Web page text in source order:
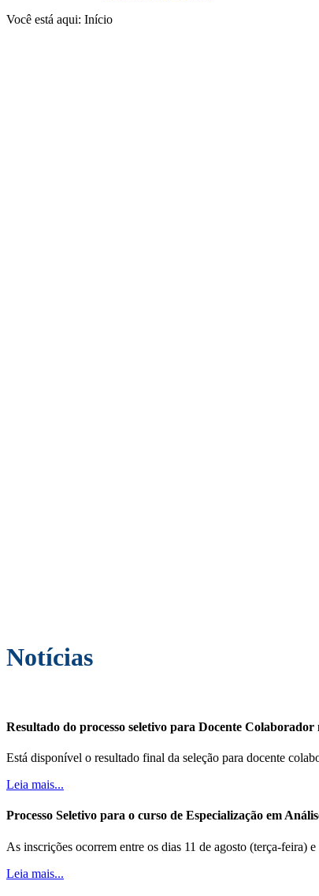
Você está aqui: Início
Notícias
Resultado do processo seletivo para Docente
Está disponível o resultado final da seleção para docente
Leia mais...
Processo Seletivo para o curso de Especialização em
As inscrições ocorrem entre os dias 11 de agosto (terça-feira)
Leia mais...